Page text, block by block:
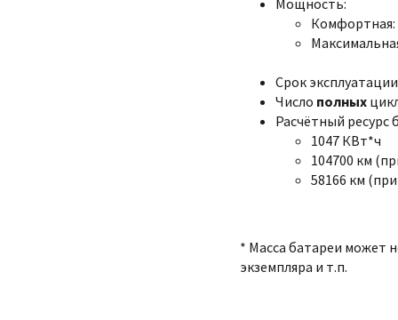
Мощность:
Комфортная:
Срок
Число полных
Расчётный ресурс
1047 КВт*ч
104700 км
58166 км
* Масса батареи может
экземпляра и т.п.